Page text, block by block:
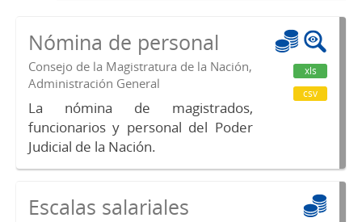
Nómina de personal
Consejo de la Magistratura de la Nación,
Administración General
La nómina de magistrados,
funcionarios y personal del Poder
Judicial de la Nación.
xls
csv
Escalas salariales